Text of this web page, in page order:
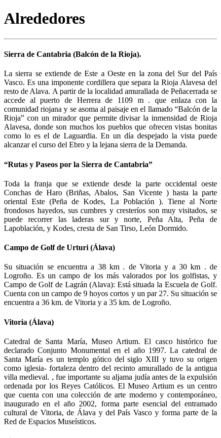
Alrededores
Sierra de Cantabria (Balcón de la Rioja).
La sierra se extiende de Este a Oeste en la zona del Sur del País
Vasco. Es una imponente cordillera que separa la Rioja Alavesa del
resto de Alava. A partir de la localidad amurallada de Peñacerrada se
accede al puerto de Herrera de 1109 m . que enlaza con la
comunidad riojana y se asoma al paisaje en el llamado “Balcón de la
Rioja” con un mirador que permite divisar la inmensidad de Rioja
Alavesa, donde son muchos los pueblos que ofrecen vistas bonitas
como lo es el de Laguardia. En un día despejado la vista puede
alcanzar el curso del Ebro y la lejana sierra de la Demanda.
“Rutas y Paseos por la Sierra de Cantabria”
Toda la franja que se extiende desde la parte occidental oeste
Conchas de Haro (Briñas, Abalos, San Vicente ) hasta la parte
oriental Este (Peña de Kodes, La Población ). Tiene al Norte
frondosos hayedos, sus cumbres y cresteríos son muy visitados, se
puede recorrer las laderas sur y norte, Peña Alta, Peña de
Lapoblación, y Kodes, cresta de San Tirso, León Dormido.
Campo de Golf de Urturi (Álava)
Su situación se encuentra a 38 km . de Vitoria y a 30 km . de
Logroño. Es un campo de los más valorados por los golfistas, y
Campo de Golf de Lagrán (Alava): Está situada la Escuela de Golf.
Cuenta con un campo de 9 hoyos cortos y un par 27. Su situación se
encuentra a 36 km. de Vitoria y a 35 km. de Logroño.
Vitoria (Álava)
Catedral de Santa María, Museo Artium. El casco histórico fue
declarado Conjunto Monumental en el año 1997. La catedral de
Santa María es un templo gótico del siglo XIII y tuvo su origen
como iglesia- fortaleza dentro del recinto amurallado de la antigua
villa medieval. , fue importante su aljama judía antes de la expulsión
ordenada por los Reyes Católicos. El Museo Artium es un centro
que cuenta con una colección de arte moderno y contemporáneo,
inaugurado en el año 2002, forma parte esencial del entramado
cultural de Vitoria, de Álava y del País Vasco y forma parte de la
Red de Espacios Museísticos.